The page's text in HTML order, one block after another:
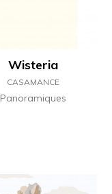
Wisteria
CASAMANCE
Panoramiques